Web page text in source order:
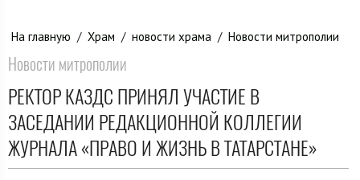
На главную / Храм / новости храма / Новости митрополии
Новости митрополии
РЕКТОР КАЗДС ПРИНЯЛ УЧАСТИЕ В
ЗАСЕДАНИИ РЕДАКЦИОННОЙ КОЛЛЕГИИ
ЖУРНАЛА «ПРАВО И ЖИЗНЬ В ТАТАРСТАНЕ»